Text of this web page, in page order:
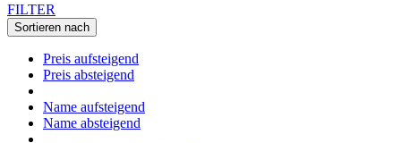
FILTER
Sortieren nach
Preis aufsteigend
Preis absteigend
Name aufsteigend
Name absteigend